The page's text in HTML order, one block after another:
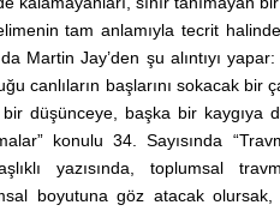
tam anlamıyla tecrit
Martin Jay’den şu alıntıyı yapar:
başlarını sokacak bir
düşünceye, başka bir kaygıya
konulu 34. Sayısında
yazısında, toplumsal
boyutuna göz atacak olursak,